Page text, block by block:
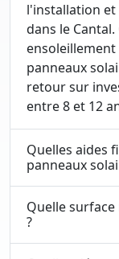
l'installation et
dans le
panneaux
retour sur
entre 8 et 12
Quelles aides
panneaux
Quelle
?